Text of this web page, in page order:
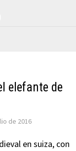
elefante de
de 2016
en suiza, con